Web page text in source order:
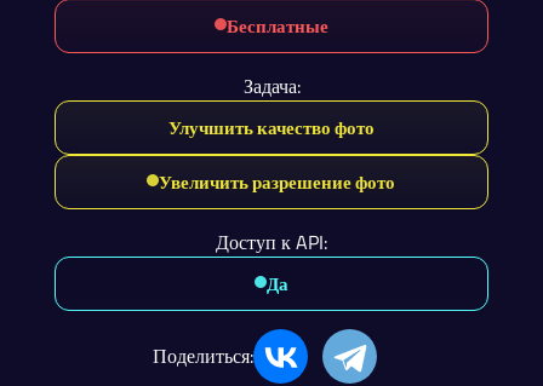
Бесплатные
Задача:
Улучшить качество фото
Увеличить разрешение фото
Доступ к API:
Да
Поделиться: